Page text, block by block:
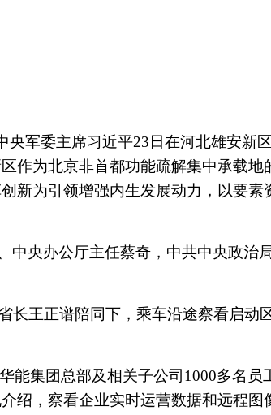
军委主席习近平23日在河北雄安新
作为北京非首都功能疏解集中承载
新为引领增强内生发展动力，以要
央办公厅主任蔡奇，中共中央政治
王正谱陪同下，乘车沿途察看启动
能集团总部及相关子公司1000多名
绍，察看企业实时运营数据和远程